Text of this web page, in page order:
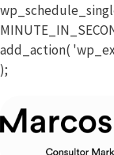
add_action(
);